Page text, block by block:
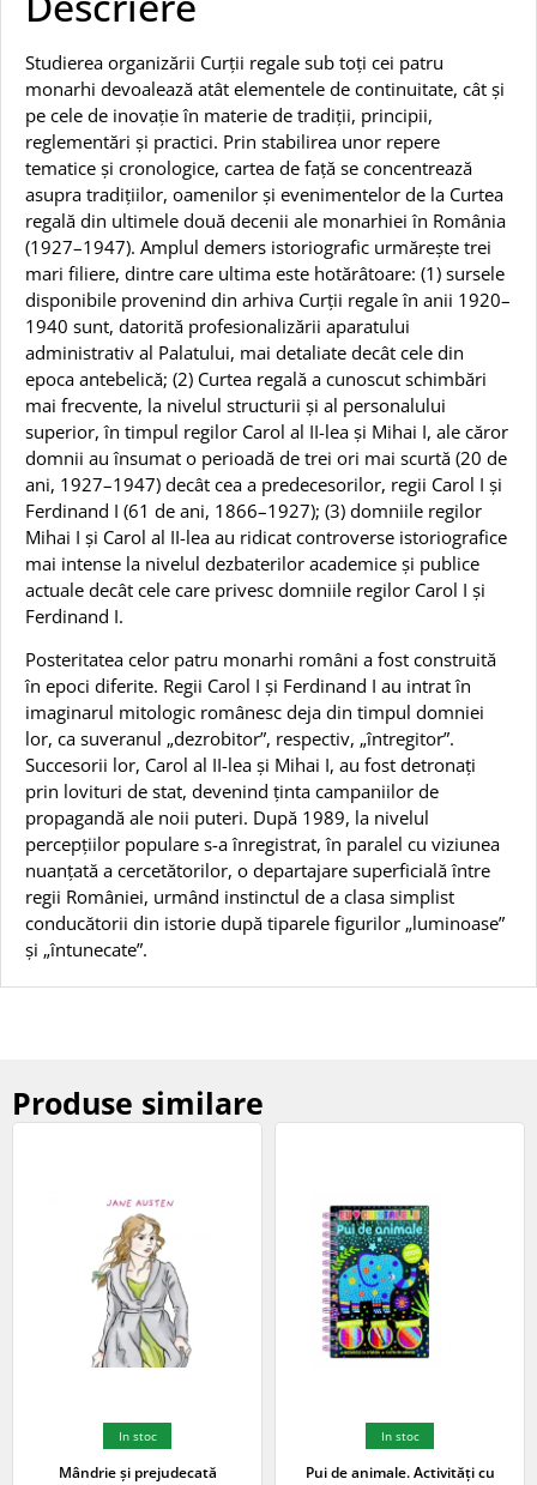
Studierea organizării Curții regale sub toți cei patru
monarhi devoalează atât elementele de continuitate, cât și
pe cele de inovație în materie de tradiții, principii,
reglementări și practici. Prin stabilirea unor repere
tematice și cronologice, cartea de față se concentrează
asupra tradițiilor, oamenilor și evenimentelor de la Curtea
regală din ultimele două decenii ale monarhiei în România
(1927–1947). Amplul demers istoriografic urmărește trei
mari filiere, dintre care ultima este hotărâtoare: (1) sursele
disponibile provenind din arhiva Curții regale în anii 1920–
1940 sunt, datorită profesionalizării aparatului
administrativ al Palatului, mai detaliate decât cele din
epoca antebelică; (2) Curtea regală a cunoscut schimbări
mai frecvente, la nivelul structurii și al personalului
superior, în timpul regilor Carol al II-lea și Mihai I, ale căror
domnii au însumat o perioadă de trei ori mai scurtă (20 de
ani, 1927–1947) decât cea a predecesorilor, regii Carol I și
Ferdinand I (61 de ani, 1866–1927); (3) domniile regilor
Mihai I și Carol al II-lea au ridicat controverse istoriografice
mai intense la nivelul dezbaterilor academice și publice
actuale decât cele care privesc domniile regilor Carol I și
Ferdinand I.
Posteritatea celor patru monarhi români a fost construită
în epoci diferite. Regii Carol I și Ferdinand I au intrat în
imaginarul mitologic românesc deja din timpul domniei
lor, ca suveranul „dezrobitor”, respectiv, „întregitor”.
Succesorii lor, Carol al II-lea și Mihai I, au fost detronați
prin lovituri de stat, devenind ținta campaniilor de
propagandă ale noii puteri. După 1989, la nivelul
percepțiilor populare s-a înregistrat, în paralel cu viziunea
nuanțată a cercetătorilor, o departajare superficială între
regii României, urmând instinctul de a clasa simplist
conducătorii din istorie după tiparele figurilor „luminoase”
și „întunecate”.
Produse similare
In stoc
Mândrie și prejudecată
In stoc
Pui de animale. Activități cu